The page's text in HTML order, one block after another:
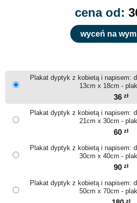
cena od:
wyceń na
Plakat dyptyk z kobietą i napisem:
13cm x 18cm -
36 zł
Plakat dyptyk z kobietą i napisem:
21cm x 30cm -
60 zł
Plakat dyptyk z kobietą i napisem:
30cm x 40cm -
90 zł
Plakat dyptyk z kobietą i napisem:
50cm x 70cm -
zł